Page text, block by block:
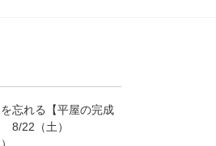
忘れる【平屋の完成
8/22（土）